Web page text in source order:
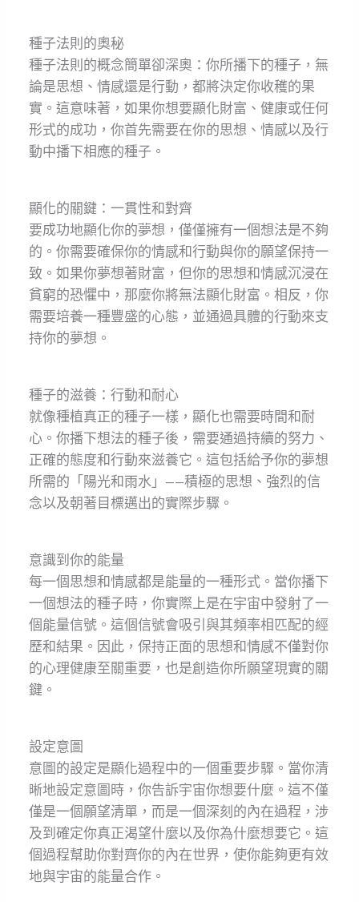
種子法則的奧秘
種子法則的概念簡單卻深奧：你所播下的種子，無
論是思想、情感還是行動，都將決定你收穫的果
實。這意味著，如果你想要顯化財富、健康或任何
形式的成功，你首先需要在你的思想、情感以及行
動中播下相應的種子。
顯化的關鍵：一貫性和對齊
要成功地顯化你的夢想，僅僅擁有一個想法是不夠
的。你需要確保你的情感和行動與你的願望保持一
致。如果你夢想著財富，但你的思想和情感沉浸在
貧窮的恐懼中，那麼你將無法顯化財富。相反，你
需要培養一種豐盛的心態，並通過具體的行動來支
持你的夢想。
種子的滋養：行動和耐心
就像種植真正的種子一樣，顯化也需要時間和耐
心。你播下想法的種子後，需要通過持續的努力、
正確的態度和行動來滋養它。這包括給予你的夢想
所需的「陽光和雨水」——積極的思想、強烈的信
念以及朝著目標邁出的實際步驟。
意識到你的能量
每一個思想和情感都是能量的一種形式。當你播下
一個想法的種子時，你實際上是在宇宙中發射了一
個能量信號。這個信號會吸引與其頻率相匹配的經
歷和結果。因此，保持正面的思想和情感不僅對你
的心理健康至關重要，也是創造你所願望現實的關
鍵。
設定意圖
意圖的設定是顯化過程中的一個重要步驟。當你清
晰地設定意圖時，你告訴宇宙你想要什麼。這不僅
僅是一個願望清單，而是一個深刻的內在過程，涉
及到確定你真正渴望什麼以及你為什麼想要它。這
個過程幫助你對齊你的內在世界，使你能夠更有效
地與宇宙的能量合作。